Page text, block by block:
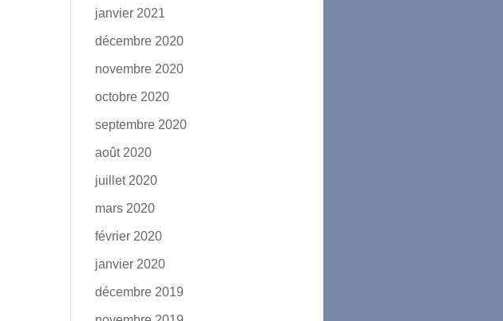
janvier 2021
décembre 2020
novembre 2020
octobre 2020
septembre 2020
août 2020
juillet 2020
mars 2020
février 2020
janvier 2020
décembre 2019